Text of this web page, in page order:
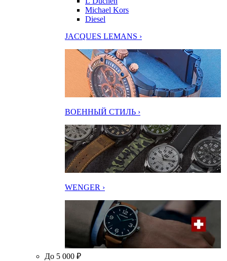
Michael Kors
Diesel
JACQUES LEMANS ›
ВОЕННЫЙ СТИЛЬ ›
WENGER ›
До 5 000 ₽